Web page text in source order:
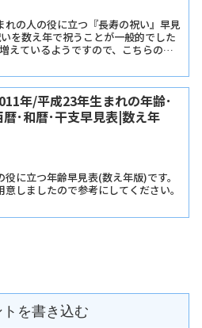
れの人の役に立つ『長寿の祝い』早見
を数え年で祝うことが一般的でした
えているようですので、こちらの早
年/平成23年生まれの年齢･
暦･和暦･干支早見表|数え年
に立つ年齢早見表(数え年版)です。
しましたので参考にしてください。
トを書き込む